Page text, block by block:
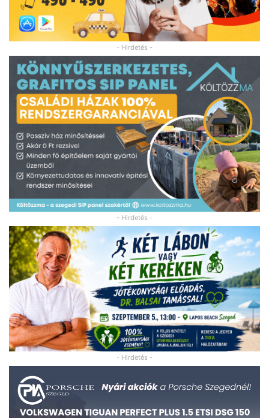
- Hirdetés -
- Hirdetés -
- Hirdetés -